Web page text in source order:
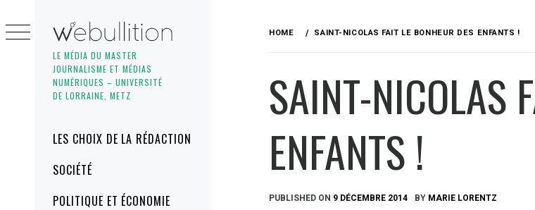
LE MÉDIA DU MASTER
JOURNALISME ET MÉDIAS
NUMÉRIQUES – UNIVERSITÉ
DE LORRAINE, METZ
MenuLES CHOIX DE LA RÉDACTION
SOCIÉTÉ
POLITIQUE ET ÉCONOMIE
to
content
HOME SAINT-NICOLAS FAIT LE BONHEUR DES ENFANTS !
SAINT-NICOLAS
ENFANTS !
PUBLISHED ON 9 DÉCEMBRE 2014 BY MARIE LORENTZ